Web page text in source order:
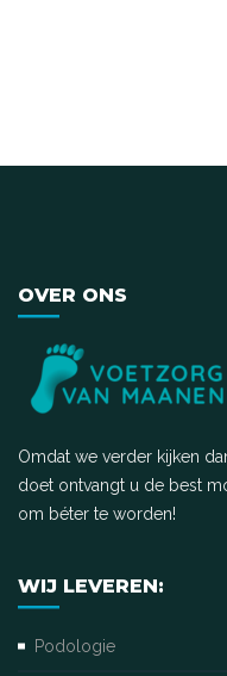
OVER ONS
Omdat we verder kijken
doet ontvangt u de best
om béter te worden!
WIJ LEVEREN:
Podologie